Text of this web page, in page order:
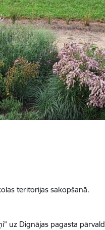
teritorijas sakopšanā.
uz Dignājas pagasta